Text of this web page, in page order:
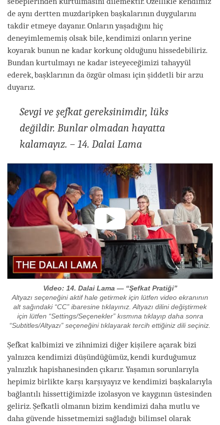
de aynı dertten muzdaripken başkalarının duygularını
takdir etmeye dayanır. Onların yaşadığını hiç
deneyimlememiş olsak bile, kendimizi onların yerine
koyarak bunun ne kadar korkunç olduğunu hissedebiliriz.
Bundan kurtulmayı ne kadar isteyeceğimizi tahayyül
ederek, başklarının da özgür olması için şiddetli bir arzu
duyarız.
Sevgi ve şefkat gereksinimdir, lüks
değildir. Bunlar olmadan hayatta
kalamayız. – 14. Dalai Lama
Video: 14. Dalai Lama — “Şefkat Pratiği”
Altyazı seçeneğini aktif hale getirmek için lütfen video ekranının
alt sağındaki “CC” ibaresine tıklayınız. Altyazı dilini değiştirmek
için lütfen “Settings/Seçenekler” kısmına tıklayıp daha sonra
“Subtitles/Altyazı” seçeneğini tıklayarak tercih ettiğiniz dili seçiniz.
Şefkat kalbimizi ve zihnimizi diğer kişilere açarak bizi
yalnızca kendimizi düşündüğümüz, kendi kurduğumuz
yalnızlık hapishanesinden çıkarır. Yaşamın sorunlarıyla
hepimiz birlikte karşı karşıyayız ve kendimizi başkalarıyla
bağlantılı hissettiğimizde izolasyon ve kaygının üstesinden
geliriz. Şefkatli olmanın bizim kendimizi daha mutlu ve
daha güvende hissetmemizi sağladığı bilimsel olarak